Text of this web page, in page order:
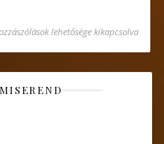
pápa homíliája a béke
lehetősége kikapcsolva